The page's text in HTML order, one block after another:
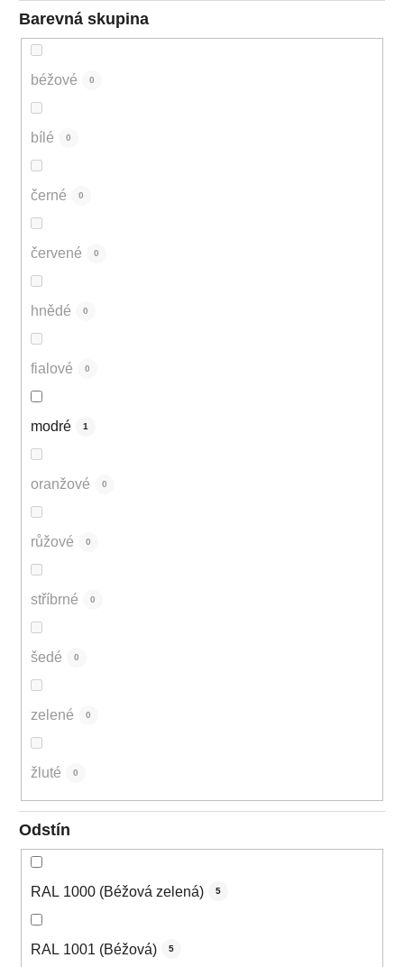
Barevná skupina
béžové 0
bílé 0
černé 0
červené 0
hnědé 0
fialové 0
modré 1
oranžové 0
růžové 0
stříbrné 0
šedé 0
zelené 0
žluté 0
Odstín
RAL 1000 (Béžová zelená) 5
RAL 1001 (Béžová) 5